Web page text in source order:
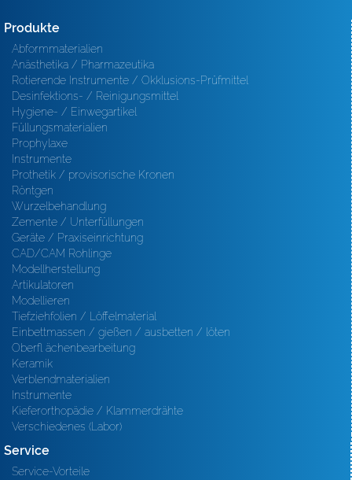
Produkte
Abformmaterialien
Anästhetika / Pharmazeutika
Rotierende Instrumente / Okklusions-Prüfmittel
Desinfektions- / Reinigungsmittel
Hygiene- / Einwegartikel
Füllungsmaterialien
Prophylaxe
Instrumente
Prothetik / provisorische Kronen
Röntgen
Wurzelbehandlung
Zemente / Unterfüllungen
Geräte / Praxiseinrichtung
CAD/CAM Rohlinge
Modellherstellung
Artikulatoren
Modellieren
Tiefziehfolien / Löffelmaterial
Einbettmassen / gießen / ausbetten / löten
Oberfl ächenbearbeitung
Keramik
Verblendmaterialien
Instrumente
Kieferorthopädie / Klammerdrähte
Verschiedenes (Labor)
Service
Service-Vorteile